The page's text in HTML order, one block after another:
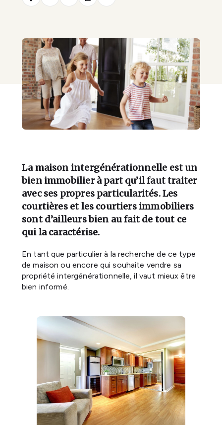
La maison intergénérationnelle est un
bien immobilier à part qu’il faut traiter
avec ses propres particularités. Les
courtières et les courtiers immobiliers
sont d’ailleurs bien au fait de tout ce
qui la caractérise.
En tant que particulier à la recherche de ce type
de maison ou encore qui souhaite vendre sa
propriété intergénérationnelle, il vaut mieux être
bien informé.